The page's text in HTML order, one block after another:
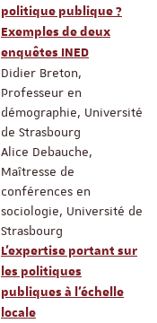
politique publique ?
Exemples de deux
enquêtes INED
Didier Breton,
Professeur en
démographie, Université
de Strasbourg
Alice Debauche,
Maîtresse de
conférences en
sociologie, Université de
Strasbourg
L’expertise portant sur
les politiques
publiques à l’échelle
locale